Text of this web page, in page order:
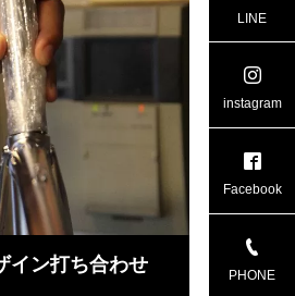
イン打ち合わせ
LINE
instagram
Facebook
PHONE